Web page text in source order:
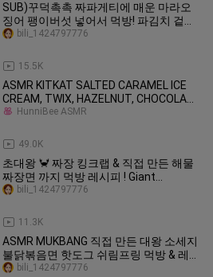
SUB)꾸덕촉촉 짜파게티에 매운 마라오
징어 팽이버섯 넣어서 먹방! 파김치 겉절
이까지 짜장라면 꿀조합 리얼사운드
15.5K
bili_1424797776
ASMR KITKAT SALTED CARAMEL ICE
CREAM, TWIX, HAZELNUT, CHOCOLATE
DIP
49.0K
HunniBee ASMR
초대왕 🦀 짜장 킹크랩 & 직접 만든 해물
짜장면 까지 먹방 레시피 ! Giant
Kingcrab Jjajang Noodles Seafood
11.3K
bili_1424797776
ASMR MUKBANG 직접 만든 대왕 소세지
불닭볶음면 핫도그 쉬림프링 먹방 & 레시
피 FIRE NOODLES AND SAUSAGE
bili_1424797776